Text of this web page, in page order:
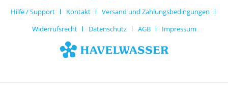
Hilfe / Support
Kontakt
Versand und Zahlungsbedingungen
Widerrufsrecht
Datenschutz AGB Impressum